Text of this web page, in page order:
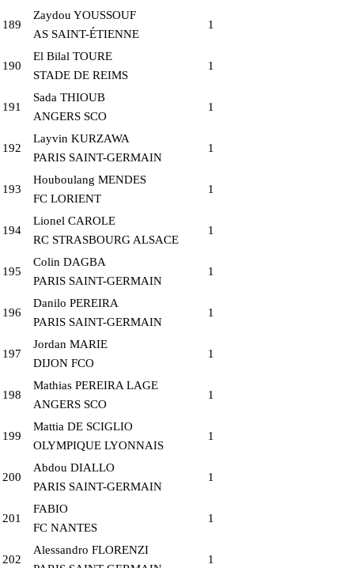
189
Zaydou YOUSSOUF
AS SAINT-ÉTIENNE
1
190
El Bilal TOURE
STADE DE REIMS
1
191
Sada THIOUB
ANGERS SCO
1
192
Layvin KURZAWA
PARIS SAINT-GERMAIN
1
193
Houboulang MENDES
FC LORIENT
1
194
Lionel CAROLE
RC STRASBOURG ALSACE
1
195
Colin DAGBA
PARIS SAINT-GERMAIN
1
196
Danilo PEREIRA
PARIS SAINT-GERMAIN
1
197
Jordan MARIE
DIJON FCO
1
198
Mathias PEREIRA LAGE
ANGERS SCO
1
199
Mattia DE SCIGLIO
OLYMPIQUE LYONNAIS
1
200
Abdou DIALLO
PARIS SAINT-GERMAIN
1
201
FABIO
FC NANTES
1
202
Alessandro FLORENZI
1